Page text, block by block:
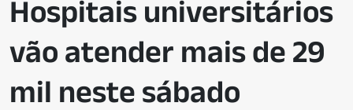
Hospitais universitários
vão atender mais de 29
mil neste sábado